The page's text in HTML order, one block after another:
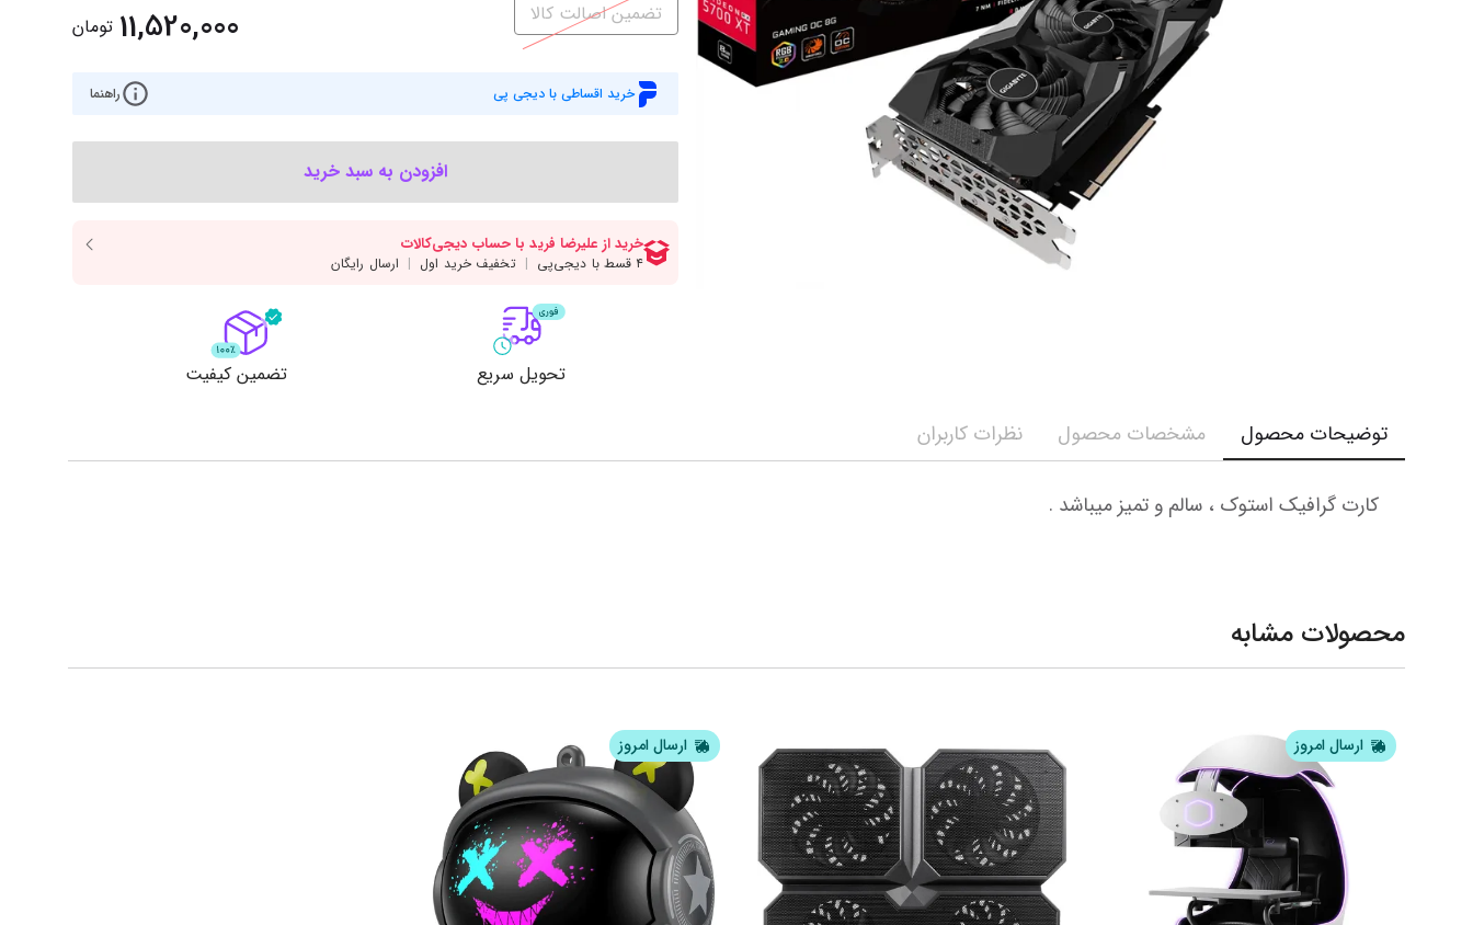
اکسسوری
کول پد
کابل‌ها
منبع تغذیه (پاور)
رم
مادربرد
تضمین اصالت کالا 11,520,000 تومان
خرید اقساطی با دیجی پی راهنما
افزودن به سبد خرید
تحویل سریع تضمین کیفیت
توضیحات محصول مشخصات محصول نظرات کاربران
کارت گرافیک استوک ، سالم و تمیز میباشد .
محصولات مشابه
ارسال امروز ارسال امروز